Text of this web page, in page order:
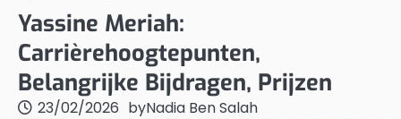
Yassine Meriah:
Carrièrehoogtepunten,
Belangrijke Bijdragen, Prijzen
23/02/2026 byNadia Ben Salah